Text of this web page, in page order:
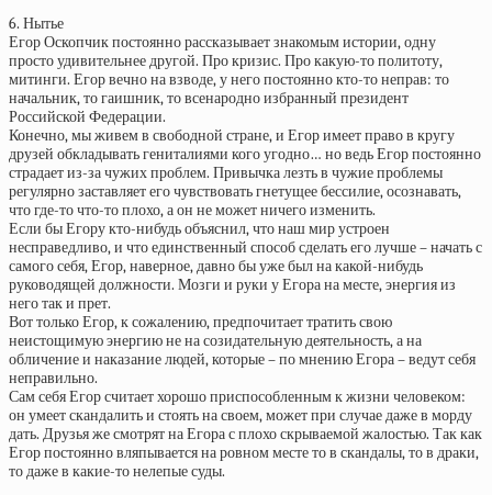
6. Нытье
Егор Оскопчик постоянно рассказывает знакомым истории, одну
просто удивительнее другой. Про кризис. Про какую-то политоту,
митинги. Егор вечно на взводе, у него постоянно кто-то неправ: то
начальник, то гаишник, то всенародно избранный президент
Российской Федерации.
Конечно, мы живем в свободной стране, и Егор имеет право в кругу
друзей обкладывать гениталиями кого угодно… но ведь Егор постоянно
страдает из-за чужих проблем. Привычка лезть в чужие проблемы
регулярно заставляет его чувствовать гнетущее бессилие, осознавать,
что где-то что-то плохо, а он не может ничего изменить.
Если бы Егору кто-нибудь объяснил, что наш мир устроен
несправедливо, и что единственный способ сделать его лучше – начать с
самого себя, Егор, наверное, давно бы уже был на какой-нибудь
руководящей должности. Мозги и руки у Егора на месте, энергия из
него так и прет.
Вот только Егор, к сожалению, предпочитает тратить свою
неистощимую энергию не на созидательную деятельность, а на
обличение и наказание людей, которые – по мнению Егора – ведут себя
неправильно.
Сам себя Егор считает хорошо приспособленным к жизни человеком:
он умеет скандалить и стоять на своем, может при случае даже в морду
дать. Друзья же смотрят на Егора с плохо скрываемой жалостью. Так как
Егор постоянно вляпывается на ровном месте то в скандалы, то в драки,
то даже в какие-то нелепые суды.